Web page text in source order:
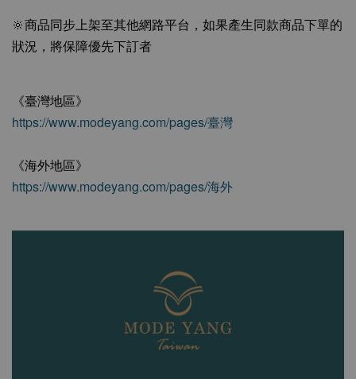
🔆商品同步上架至其他網路平台，如果產生同款商品下單的
狀況，將保障優先下訂者
《臺灣地區》
https://www.modeyang.com/pages/臺灣
《海外地區》
https://www.modeyang.com/pages/海外